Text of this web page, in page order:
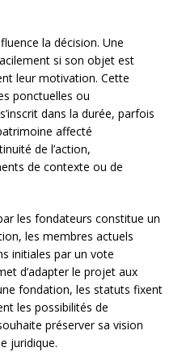
la décision. Une
si son objet est
leur motivation. Cette
ponctuelles ou
dans la durée, parfois
affecté
de l’action,
de contexte ou de
les fondateurs constitue un
les membres actuels
initiales par un vote
d’adapter le projet aux
fondation, les statuts fixent
les possibilités de
préserver sa vision
juridique.